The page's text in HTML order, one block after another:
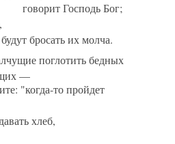
говорит Господь Бог;
бросать их молча.
поглотить бедных
—
"когда-то пройдет
хлеб,